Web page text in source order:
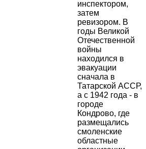
инспектором,
затем
ревизором. В
годы Великой
Отечественной
войны
находился в
эвакуации
сначала в
Татарской АССР,
а с 1942 года - в
городе
Кондрово, где
размещались
смоленские
областные